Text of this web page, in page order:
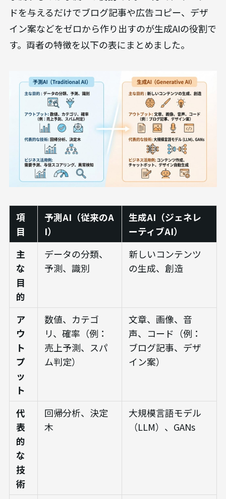
ドを与えるだけでブログ記事や広告コピー、デザ
イン案などをゼロから作り出すのが生成AIの役割で
す。両者の特徴を以下の表にまとめました。
項
目
予測AI（従来のA
I）
生成AI（ジェネレ
ーティブAI）
主
な
目
的
データの分類、
予測、識別
新しいコンテンツ
の生成、創造
ア
ウ
ト
プ
ッ
ト
数値、カテゴ
リ、確率（例：
売上予測、スパ
ム判定）
文章、画像、音
声、コード（例：
ブログ記事、デザ
イン案）
代
表
的
な
技
術
回帰分析、決定
木
大規模言語モデル
（LLM）、GANs